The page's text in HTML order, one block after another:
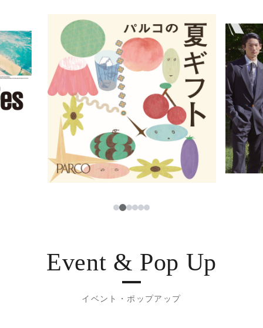
ニュース
レストラン・カフェ
TAX FREE
PARCOメンバーズ
한국어
ภาษาไทย
日本語
12345
Event & Pop Up
イベント・ポップアップ